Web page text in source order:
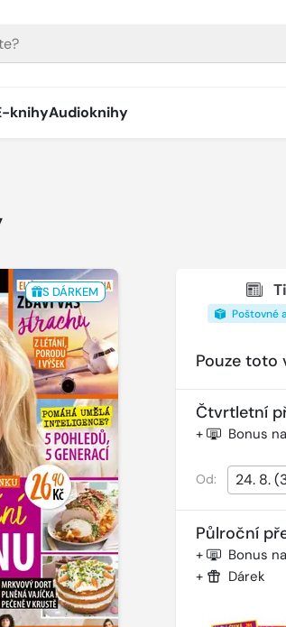
knihyAudioknihy
S DÁRKEM
Poštovné
Pouze toto
Čtvrtletní
+ Bonus
Od:
Půlroční
+ Bonus
+ Dárek